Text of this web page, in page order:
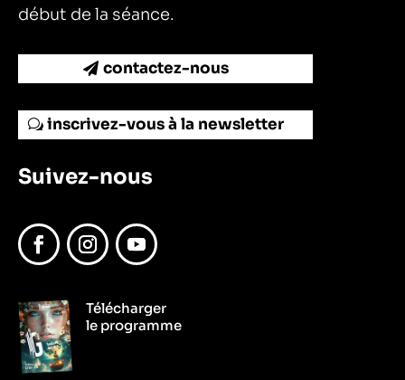
début de la séance.
contactez-nous
inscrivez-vous à la newsletter
Suivez-nous
Télécharger
le programme